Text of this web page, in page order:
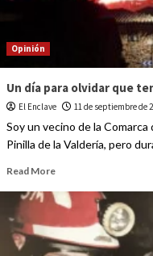
Opinión
Un día para olvidar que
El Enclave 11 de septiembre de
Soy un vecino de la
Pinilla de la Valdería, pero
Read More